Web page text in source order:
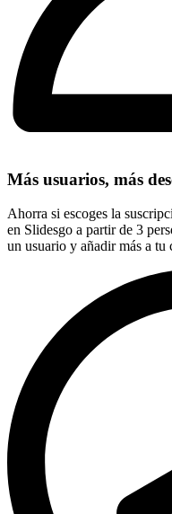
Más usuarios, más
Ahorra si escoges la
en Slidesgo a partir de 3
un usuario y añadir más a tu